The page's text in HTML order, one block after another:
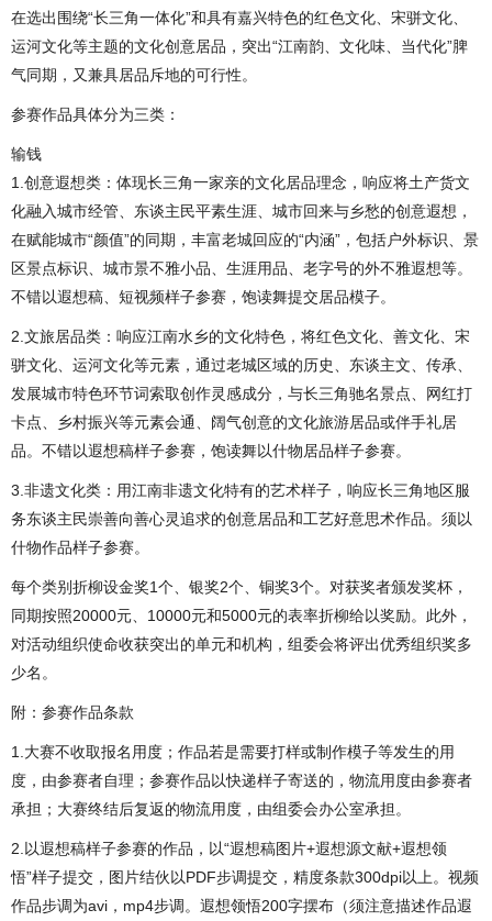
在选出围绕“长三角一体化”和具有嘉兴特色的红色文化、宋骈文化、
运河文化等主题的文化创意居品，突出“江南韵、文化味、当代化”脾
气同期，又兼具居品斥地的可行性。
参赛作品具体分为三类：
输钱
1.创意遐想类：体现长三角一家亲的文化居品理念，响应将土产货文
化融入城市经管、东谈主民平素生涯、城市回来与乡愁的创意遐想，
在赋能城市“颜值”的同期，丰富老城回应的“内涵”，包括户外标识、景
区景点标识、城市景不雅小品、生涯用品、老字号的外不雅遐想等。
不错以遐想稿、短视频样子参赛，饱读舞提交居品模子。
2.文旅居品类：响应江南水乡的文化特色，将红色文化、善文化、宋
骈文化、运河文化等元素，通过老城区域的历史、东谈主文、传承、
发展城市特色环节词索取创作灵感成分，与长三角驰名景点、网红打
卡点、乡村振兴等元素会通、阔气创意的文化旅游居品或伴手礼居
品。不错以遐想稿样子参赛，饱读舞以什物居品样子参赛。
3.非遗文化类：用江南非遗文化特有的艺术样子，响应长三角地区服
务东谈主民崇善向善心灵追求的创意居品和工艺好意思术作品。须以
什物作品样子参赛。
每个类别折柳设金奖1个、银奖2个、铜奖3个。对获奖者颁发奖杯，
同期按照20000元、10000元和5000元的表率折柳给以奖励。此外，
对活动组织使命收获突出的单元和机构，组委会将评出优秀组织奖多
少名。
附：参赛作品条款
1.大赛不收取报名用度；作品若是需要打样或制作模子等发生的用
度，由参赛者自理；参赛作品以快递样子寄送的，物流用度由参赛者
承担；大赛终结后复返的物流用度，由组委会办公室承担。
2.以遐想稿样子参赛的作品，以“遐想稿图片+遐想源文献+遐想领
悟”样子提交，图片结伙以PDF步调提交，精度条款300dpi以上。视频
作品步调为avi，mp4步调。遐想领悟200字摆布（须注意描述作品遐